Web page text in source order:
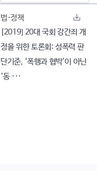
법·정책
[2019] 20대 국회 강간죄 개
정을 위한 토론회: 성폭력 판
단기준, ‘폭행과 협박’이 아닌
‘동 ···